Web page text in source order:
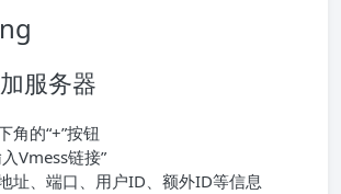
服务器
角的“+”按钮
Vmess链接”
址、端口、用户ID、额外ID等信息